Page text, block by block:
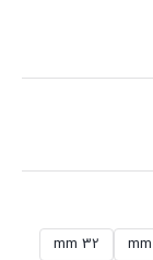
32 mm